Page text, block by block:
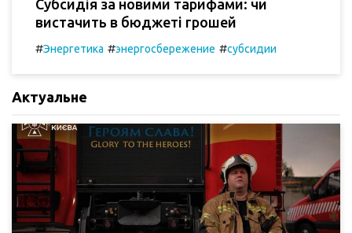
Субсидія за новими тарифами: чи
вистачить в бюджеті грошей
#Энергетика #энергосбережение #субсидии
Актуальне